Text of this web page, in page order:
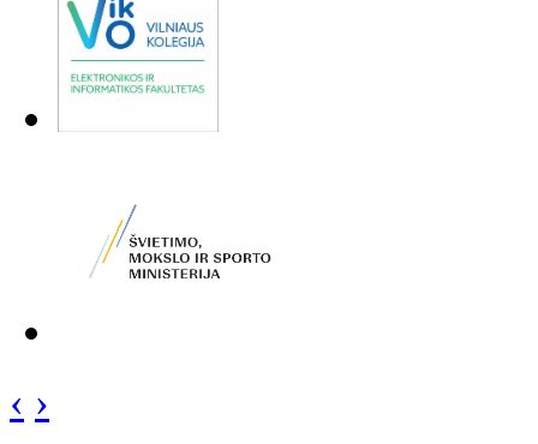
‹ ›